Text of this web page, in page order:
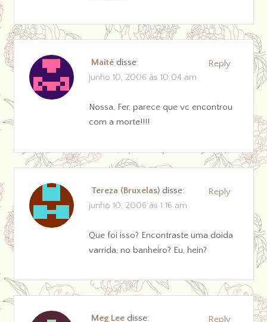
Maitê disse:
junho 10, 2006 às 10:04 am
Nossa, Fer, parece que vc encontrou
com a morte!!!!
Reply
Tereza (Bruxelas) disse:
junho 10, 2006 às 1:16 am
Que foi isso? Encontraste uma doida
varrida, no banheiro? Eu, hein?
Reply
Meg Lee disse:
Reply